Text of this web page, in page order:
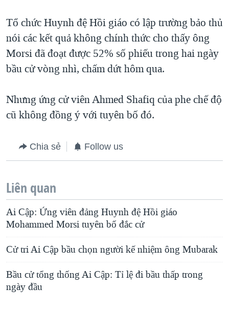
Tổ chức Huynh đệ Hồi giáo có lập trường bảo thủ
nói các kết quả không chính thức cho thấy ông
Morsi đã đoạt được 52% số phiếu trong hai ngày
bầu cử vòng nhì, chấm dứt hôm qua.
Nhưng ứng cử viên Ahmed Shafiq của phe chế độ
cũ không đồng ý với tuyên bố đó.
Chia sẻ Follow us
Liên quan
Ai Cập: Ứng viên đảng Huynh đệ Hồi giáo
Mohammed Morsi tuyên bố đắc cử
Cử tri Ai Cập bầu chọn người kế nhiệm ông Mubarak
Bầu cử tổng thống Ai Cập: Tỉ lệ đi bầu thấp trong
ngày đầu